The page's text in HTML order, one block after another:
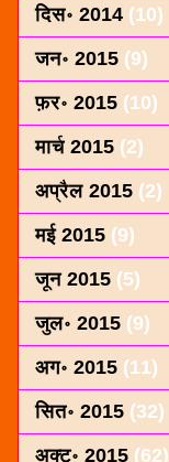
दिस॰ 2014 (10)
जन॰ 2015 (9)
फ़र॰ 2015 (10)
मार्च 2015 (2)
अप्रैल 2015 (2)
मई 2015 (9)
जून 2015 (5)
जुल॰ 2015 (9)
अग॰ 2015 (11)
सित॰ 2015 (32)
अक्टू॰ 2015 (62)